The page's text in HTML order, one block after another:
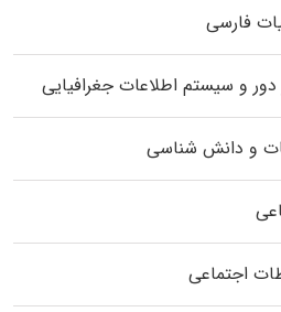
فارسی
و سیستم اطلاعات جغرافیایی
و دانش شناسی
اجتماعی